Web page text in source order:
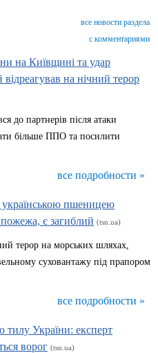
все новости раздела
с комментариями
на Київщині та удар
на нічний терор
до партнерів після атаки
більше ППО та посилити
все подробности »
пшеницею
є загиблий (tsn.ua)
терор на морських шляхах,
суховантажу під прапором
все подробности »
тилу України: експерт
ворог (tsn.ua)